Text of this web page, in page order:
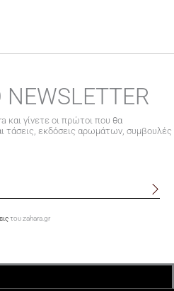
και γίνετε οι πρώτοι που θα
τάσεις, εκδόσεις αρωμάτων, συμβουλές
του zahara.gr